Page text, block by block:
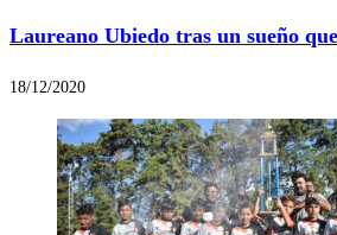
Laureano Ubiedo tras un sueño
18/12/2020